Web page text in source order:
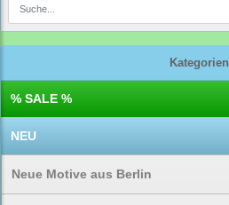
Kategorien
% SALE %
NEU
Neue Motive aus Berlin